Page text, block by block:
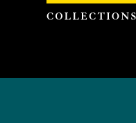
Cookies management